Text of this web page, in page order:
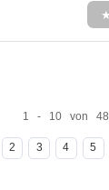
★
1 - 10 von 48
2 3 4 5